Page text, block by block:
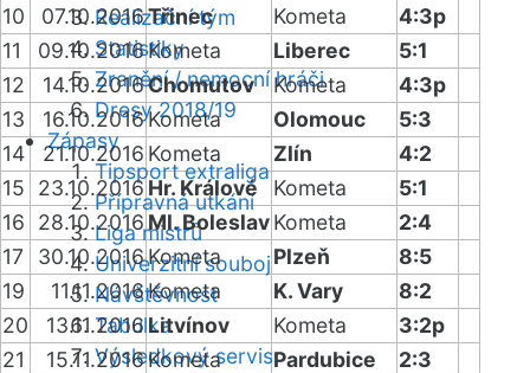
Realizační tým
Statistiky
Zranění / nemocní hráči
Dresy 2018/19
Zápasy
Tipsport extraliga
Přípravná utkání
Liga mistrů
Univerzitní souboj
Návštěvnost
Tabulka
Výsledkový servis
10
07.10.2016Třinec Kometa
4:3p
11
09.10.2016Kometa Liberec
5:1
12
14.10.2016Chomutov Kometa
4:3p
13
16.10.2016Kometa Olomouc
5:3
14
21.10.2016 Kometa Zlín
4:2
15
23.10.2016 Hr. Králové Kometa
5:1
16
28.10.2016 Ml. BoleslavKometa
2:4
17
30.10.2016Kometa Plzeň
8:5
19
11.11.2016Kometa K. Vary
8:2
20
13.11.2016 Litvínov Kometa
3:2p
21
15.11.2016Kometa Pardubice
2:3